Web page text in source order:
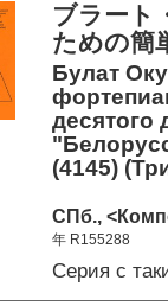
ブラート
ための簡
Булат
десятого
(4145)
СПб.,
年 R155288
Серия с